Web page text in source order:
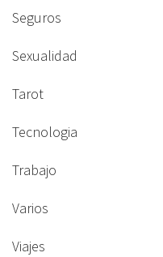
Seguros
Sexualidad
Tarot
Tecnologia
Trabajo
Varios
Viajes